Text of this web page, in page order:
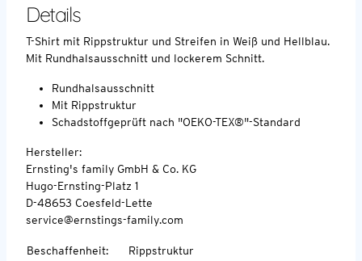
Details
T-Shirt mit Rippstruktur und Streifen in Weiß und Hellblau.
Mit Rundhalsausschnitt und lockerem Schnitt.
Rundhalsausschnitt
Mit Rippstruktur
Schadstoffgeprüft nach "OEKO-TEX®"-Standard
Hersteller:
Ernsting's family GmbH & Co. KG
Hugo-Ernsting-Platz 1
D-48653 Coesfeld-Lette
service@ernstings-family.com
Beschaffenheit:
Rippstruktur